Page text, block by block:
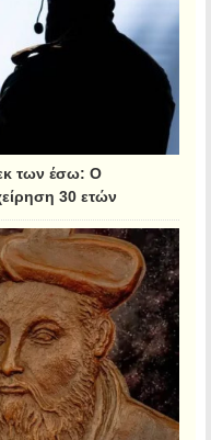
των έσω: Ο
30 ετών